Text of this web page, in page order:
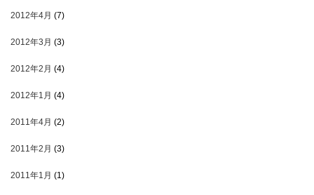
2012年4月 (7)
2012年3月 (3)
2012年2月 (4)
2012年1月 (4)
2011年4月 (2)
2011年2月 (3)
2011年1月 (1)